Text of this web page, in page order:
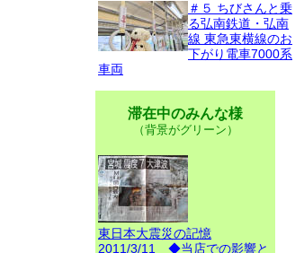
＃５ ちびさんと乗
る弘南鉄道・弘南
線 東急東横線のお
下がり電車7000系
車両
滞在中のみんな様
（背景がグリーン）
東日本大震災の記憶
2011/3/11
◆当店での影響と